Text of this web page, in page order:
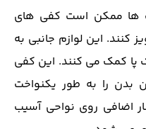
ها ممکن است کفی ‌های
کنند. این لوازم جانبی به
پا کمک می ‌کنند. این کفی
بدن را به ‌طور یکنواخت
اضافی روی نواحی آسیب